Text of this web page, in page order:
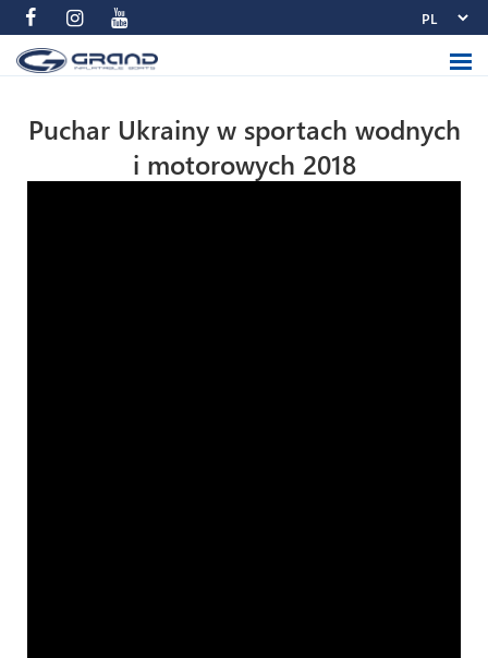
Puchar Ukrainy w sportach wodnych
i motorowych 2018